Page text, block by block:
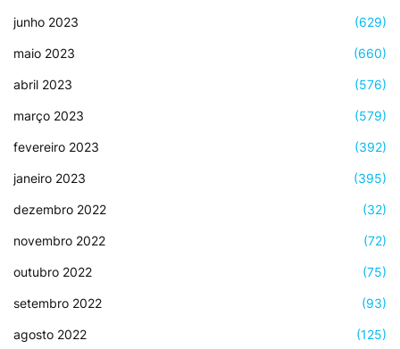
junho 2023 (629)
maio 2023 (660)
abril 2023 (576)
março 2023 (579)
fevereiro 2023 (392)
janeiro 2023 (395)
dezembro 2022 (32)
novembro 2022 (72)
outubro 2022 (75)
setembro 2022 (93)
agosto 2022 (125)